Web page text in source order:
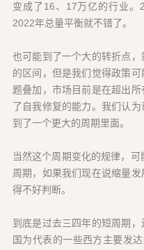
变成了16、17万亿的行业。
2022年总量平衡就不错了。
也可能到了一个大的转折点
的区间，但是我们觉得政策
题叠加，市场目前是在超出
了自我修复的能力。我们认
到了一个更大的周期里面。
当然这个周期变化的规律，
周期，如果我们现在说缩量
得不好判断。
到底是过去三四年的短周期
国为代表的一些西方主要发